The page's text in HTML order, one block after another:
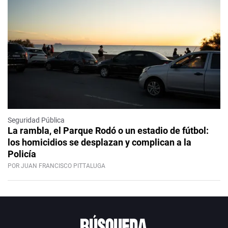
Seguridad Pública
La rambla, el Parque Rodó o un estadio de fútbol:
los homicidios se desplazan y complican a la
Policía
POR JUAN FRANCISCO PITTALUGA